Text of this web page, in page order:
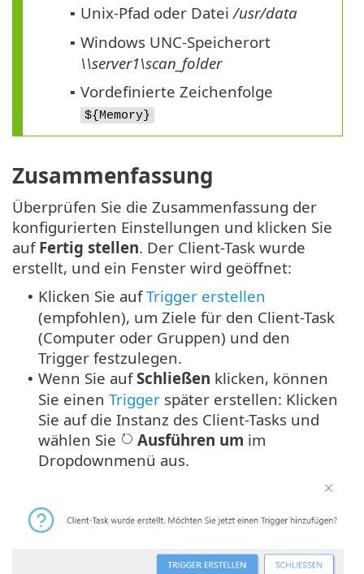
▪ Unix-Pfad oder Datei /usr/data
▪ Windows UNC-Speicherort
\\server1\scan_folder
▪ Vordefinierte Zeichenfolge
${Memory}
Zusammenfassung
Überprüfen Sie die Zusammenfassung der
konfigurierten Einstellungen und klicken Sie
auf Fertig stellen. Der Client-Task wurde
erstellt, und ein Fenster wird geöffnet:
• Klicken Sie aufTrigger erstellen
(empfohlen), um Ziele für den Client-Task
(Computer oder Gruppen) und den
Trigger festzulegen.
• Wenn Sie aufSchließen klicken, können
Sie einen Trigger später erstellen: Klicken
Sie auf die Instanz des Client-Tasks und
wählen Sie
Ausführen um im
Dropdownmenü aus.